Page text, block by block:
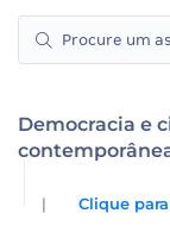
Democracia e
| Clique